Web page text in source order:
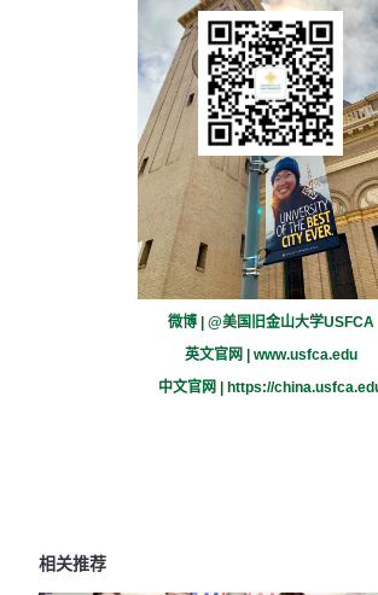
微博 | @美国旧金山大学USFCA
英文官网 | www.usfca.edu
中文官网 |
https://
相关推荐